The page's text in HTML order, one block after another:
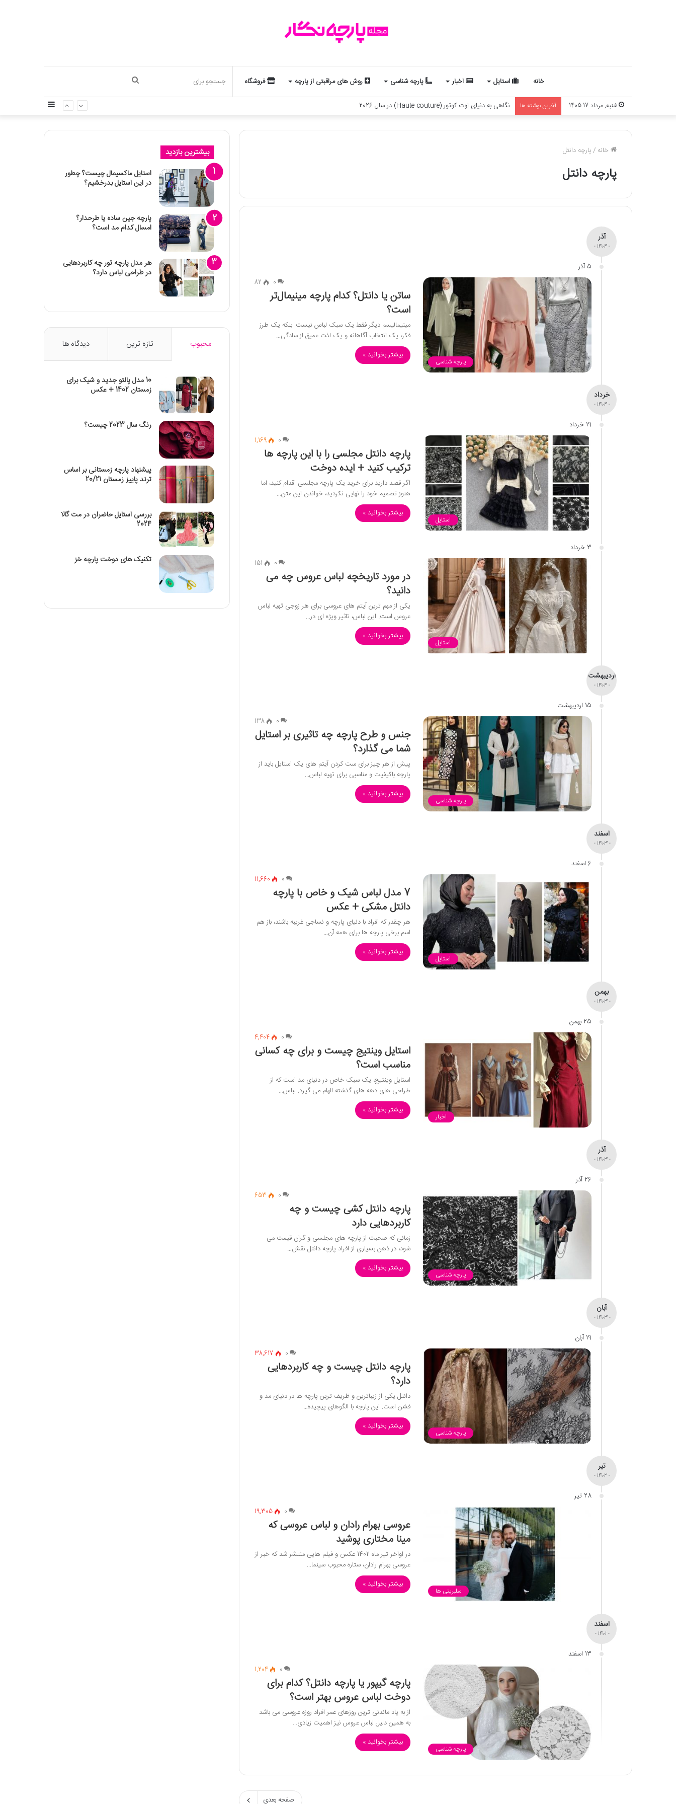
خانه استایل اخبار پارچه شناسی روش های مراقبتی از پارچه فروشگاه
شنبه, مرداد 17 1405 آخرین نوشته ها
خانه /پارچه دانتل
پارچه دانتل
آذر
- 1404 -
5 آذر
پارچه شناسی
0
82
ساتن یا دانتل؟ کدام پارچه مینیمال‌تر
است؟
مینیمالیسم دیگر فقط یک سبک لباس نیست. بلکه یک طرز
فکر، یک انتخاب آگاهانه و یک لذت عمیق از سادگی…
بیشتر بخوانید »
خرداد
- 1404 -
19 خرداد
استایل
0
1,169
پارچه دانتل مجلسی را با این پارچه ها
ترکیب کنید + ایده دوخت
اگر قصد دارید برای خرید یک پارچه مجلسی اقدام کنید، اما
هنوز تصمیم خود را نهایی نکردید، خواندن این متن…
بیشتر بخوانید »
3 خرداد
استایل
0
151
در مورد تاریخچه لباس عروس چه می
دانید؟
یکی از مهم ترین آیتم های عروسی برای هر زوجی تهیه لباس
عروس است. این لباس، تاثیر ویژه ای در…
بیشتر بخوانید »
اردیبهشت
- 1404 -
15 اردیبهشت
پارچه شناسی
0
138
جنس و طرح پارچه چه تاثیری بر استایل
شما می گذارد؟
پیش از هر چیز برای ست کردن آیتم های یک استایل باید از
پارچه باکیفیت و مناسبی برای تهیه لباس…
بیشتر بخوانید »
اسفند
- 1403 -
6 اسفند
استایل
0
11,660
7 مدل لباس شیک و خاص با پارچه
دانتل مشکی + عکس
هر چقدر که افراد با دنیای پارچه و نساجی غریبه باشند، باز هم
اسم برخی پارچه ها برای همه آن…
بیشتر بخوانید »
بهمن
- 1403 -
25 بهمن
اخبار
0
4,404
استایل وینتیج چیست و برای چه کسانی
مناسب است؟
استایل وینتیج، یک سبک خاص در دنیای مد است که از
طراحی های دهه های گذشته الهام می گیرد. لباس…
بیشتر بخوانید »
آذر
- 1403 -
26 آذر
پارچه شناسی
0
653
پارچه دانتل کشی چیست و چه
کاربردهایی دارد
زمانی که صحبت از پارچه های مجلسی و گران قیمت می
شود، در ذهن بسیاری از افراد پارچه دانتل نقش…
بیشتر بخوانید »
آبان
- 1403 -
19 آبان
پارچه شناسی
0
38,617
پارچه دانتل چیست و چه کاربردهایی
دارد؟
دانتل یکی از زیباترین و ظریف‌ ترین پارچه ‌ها در دنیای مد و
فشن است. این پارچه با الگوهای پیچیده…
بیشتر بخوانید »
تیر
- 1402 -
28 تیر
سلبریتی ها
0
19,305
عروسی بهرام رادان و لباس عروسی که
مینا مختاری پوشید
در اواخر تیر ماه 1402 عکس و فیلم هایی منتشر شد که خبر از
عروسی بهرام رادان، ستاره محبوب سینما…
بیشتر بخوانید »
اسفند
- 1401 -
13 اسفند
پارچه شناسی
0
1,204
پارچه گیپور یا پارچه دانتل؟ کدام برای
دوخت لباس عروس بهتر است؟
از به یاد ماندنی ترین روزهای عمر افراد روزه عروسی می باشد
به همین دلیل لباس عروس نیز اهمیت زیادی…
بیشتر بخوانید »
صفحه بعدی
بیشترین بازدید
استایل ماکسیمال چیست؟ چطور
در این استایل بدرخشیم؟
پارچه جین ساده یا طرحدار؟
امسال کدام مد است؟
هر مدل پارچه تور چه کاربردهایی
در طراحی لباس دارد؟
محبوب تازه ترین دیدگاه ها
10 مدل پالتو جدید و شیک برای
زمستان 1402 + عکس
رنگ سال 2023 چیست؟
پیشنهاد پارچه زمستانی بر اساس
ترند پاییز زمستان 20/21
بررسی استایل حاضران در مت گالا
2024
تکنیک‌ های دوخت پارچه خز